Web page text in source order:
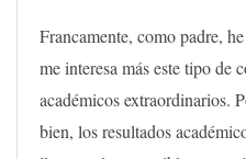
Francamente, como padre,
me interesa más este tipo de
académicos extraordinarios.
bien, los resultados